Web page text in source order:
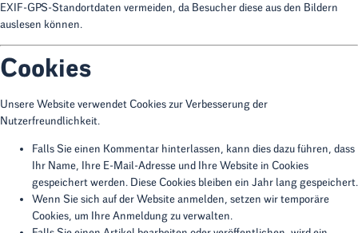
EXIF-GPS-Standortdaten vermeiden, da Besucher diese aus den Bildern
auslesen können.
Cookies
Unsere Website verwendet Cookies zur Verbesserung der
Nutzerfreundlichkeit.
Falls Sie einen Kommentar hinterlassen, kann dies dazu führen, dass
Ihr Name, Ihre E-Mail-Adresse und Ihre Website in Cookies
gespeichert werden. Diese Cookies bleiben ein Jahr lang gespeichert.
Wenn Sie sich auf der Website anmelden, setzen wir temporäre
Cookies, um Ihre Anmeldung zu verwalten.